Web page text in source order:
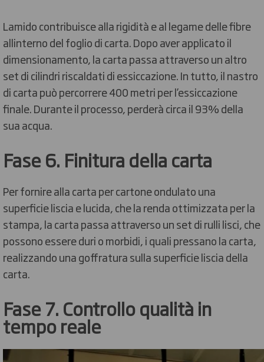
Lamido contribuisce alla rigidità e al legame delle fibre
allinterno del foglio di carta. Dopo aver applicato il
dimensionamento, la carta passa attraverso un altro
set di cilindri riscaldati di essiccazione. In tutto, il nastro
di carta può percorrere 400 metri per l’essiccazione
finale. Durante il processo, perderà circa il 93% della
sua acqua.
Fase 6. Finitura della carta
Per fornire alla carta per cartone ondulato una
superficie liscia e lucida, che la renda ottimizzata per la
stampa, la carta passa attraverso un set di rulli lisci, che
possono essere duri o morbidi, i quali pressano la carta,
realizzando una goffratura sulla superficie liscia della
carta.
Fase 7. Controllo qualità in
tempo reale